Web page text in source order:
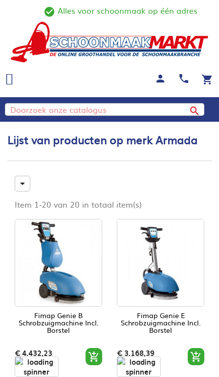
check_circle_outline
Alles voor schoonmaak op één adres
shopping_cart
call
person

Lijst van producten op merk Armada

Item 1-20 van 20 in totaal item(s)
Fimap Genie B
Schrobzuigmachine Incl.
Borstel
€ 4.432,23 
Fimap Genie E
Schrobzuigmachine Incl.
Borstel
€ 3.168,39 